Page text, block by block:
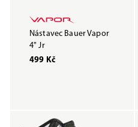
Nástavec Bauer Vapor
4" Jr
499 Kč